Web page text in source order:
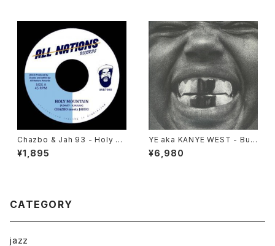
Chazbo & Jah 93 - Holy M
ountain "7"
¥1,895
YE aka KANYE WEST - Bull
y "LP"
¥6,980
CATEGORY
jazz